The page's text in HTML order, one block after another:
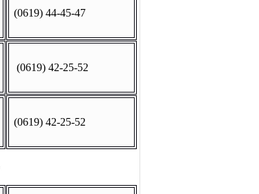
(0619) 44-45-47
(0619) 42-25-52
(0619) 42-25-52